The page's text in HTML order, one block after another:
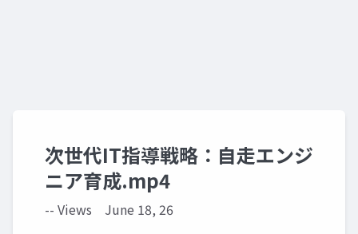
次世代IT指導戦略：自走エンジ
ニア育成.mp4
-- Views June 18, 26